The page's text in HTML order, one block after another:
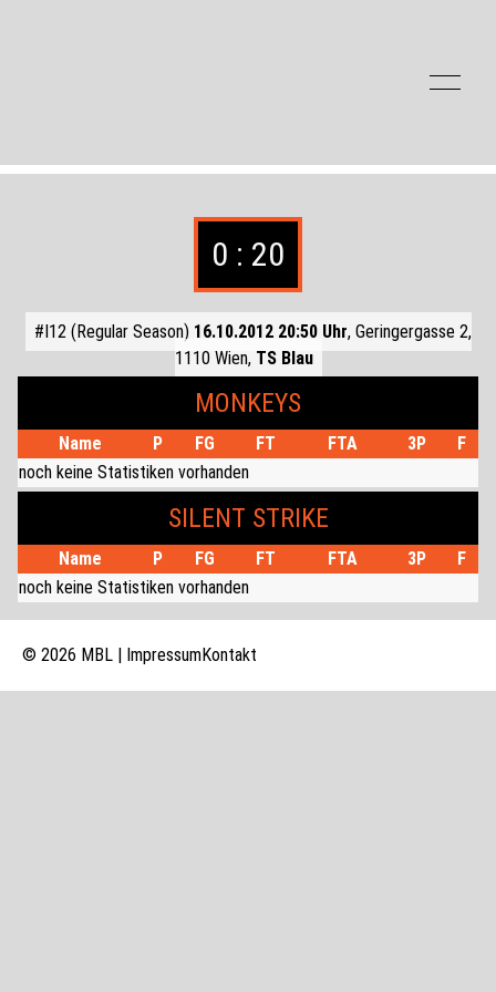
0 : 20
#I12 (Regular Season) 16.10.2012 20:50 Uhr, Geringergasse 2,
1110 Wien, TS Blau
MONKEYS
Name P FG FT FTA 3P
F
noch keine Statistiken vorhanden
SILENT STRIKE
Name P FG FT FTA 3P
F
noch keine Statistiken vorhanden
© 2026 MBL | ImpressumKontakt